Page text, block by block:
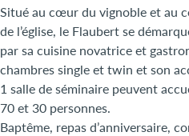
Situé au cœur du vignoble et au
de l’église, le Flaubert se
par sa cuisine novatrice et
chambres single et twin et son
1 salle de séminaire peuvent
70 et 30 personnes.
Baptême, repas d’anniversaire,